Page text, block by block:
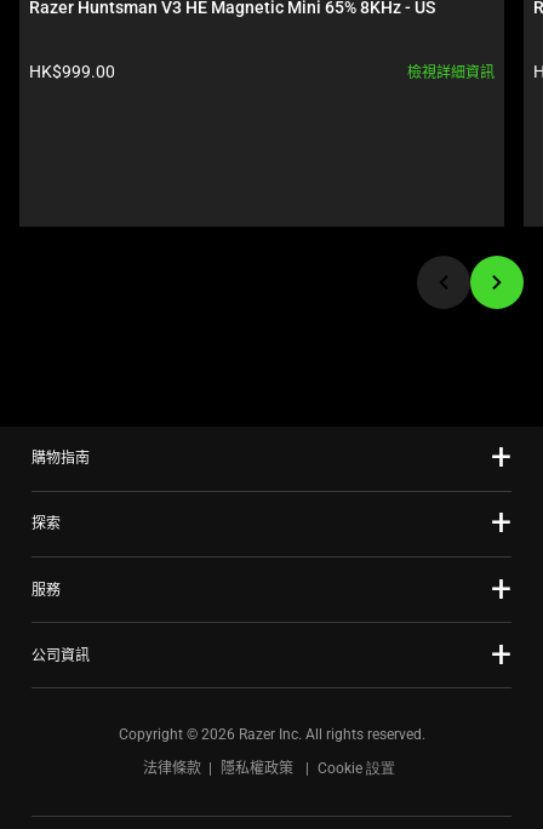
and
or
dots.
Razer Huntsman V3 HE Magnetic Mini 65% 8KHz - US
產品價格:
HK$999.00 檢視詳細資訊
購物指南
探索
服務
公司資訊
Copyright © 2026 Razer Inc. All rights reserved.
法律條款
隱私權政策 Cookie 設置